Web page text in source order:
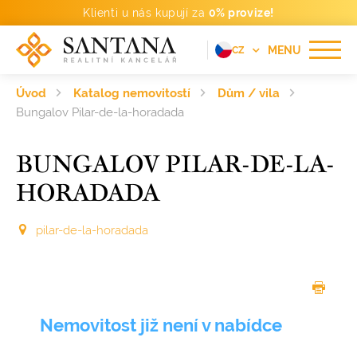
Klienti u nás kupují za 0% provize!
MENU
CZ
PT
Úvod Katalog nemovitostí
Dům / vila
Bungalov Pilar-de-la-horadada
BUNGALOV PILAR-DE-LA-
HORADADA
pilar-de-la-horadada
Nemovitost již není v nabídce